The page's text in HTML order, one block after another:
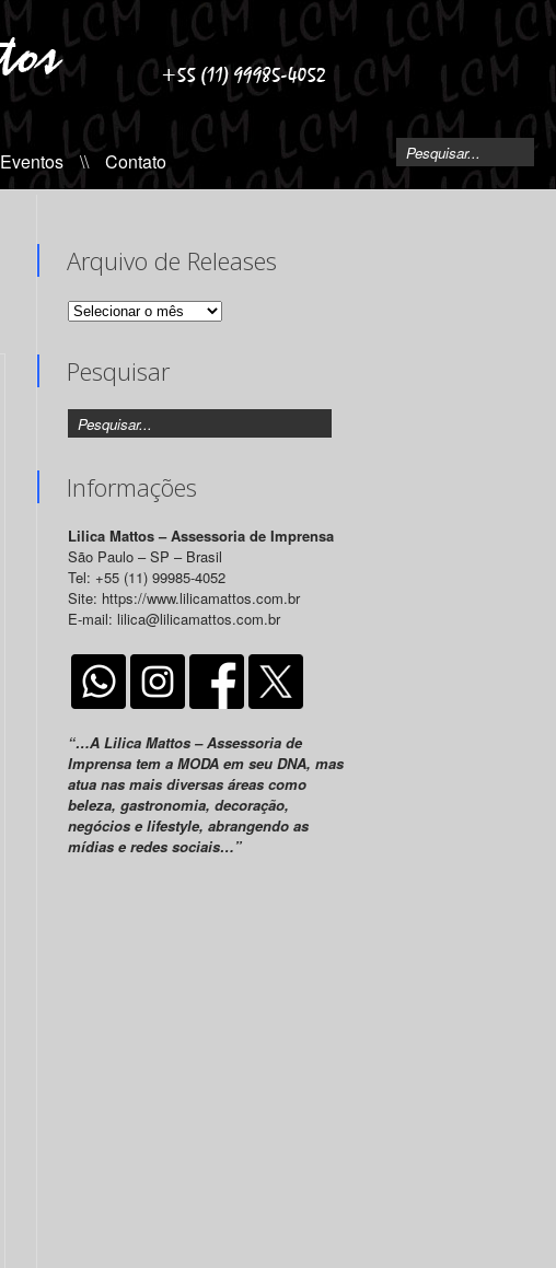
Eventos \\ Contato
Arquivo de Releases
Arquivo
Pesquisar
Informações
Lilica Mattos – Assessoria de Imprensa
São Paulo – SP – Brasil
Tel: +55 (11) 99985-4052
Site: https://www.lilicamattos.com.br
E-mail: lilica@lilicamattos.com.br
“…A Lilica Mattos – Assessoria de
Imprensa tem a MODA em seu DNA, mas
atua nas mais diversas áreas como
beleza, gastronomia, decoração,
negócios e lifestyle, abrangendo as
mídias e redes sociais…”